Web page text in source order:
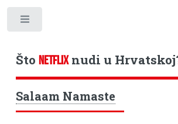
Što NETFLIXnudi u
Salaam Namaste